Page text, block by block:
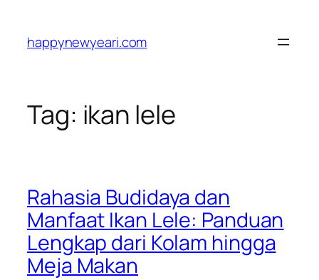
content
happynewyeari.com
Tag: ikan lele
Rahasia Budidaya dan
Manfaat Ikan Lele: Panduan
Lengkap dari Kolam hingga
Meja Makan